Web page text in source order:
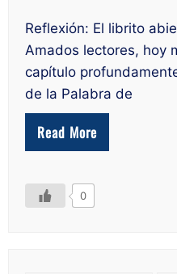
Reflexión: El librito
Amados lectores, hoy
capítulo
de la Palabra de
Read More
0